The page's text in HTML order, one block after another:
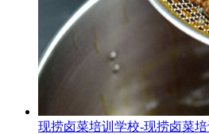
现捞卤菜培训学校-现捞卤菜